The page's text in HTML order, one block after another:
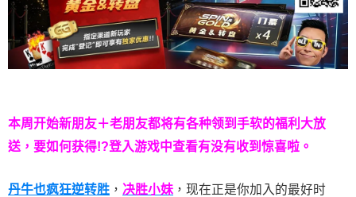
本周开始新朋友＋老朋友都将有各种领到手软的福利大放
送，要如何获得!?登入游戏中查看有没有收到惊喜啦。
丹牛也疯狂逆转胜 ， 决胜小妹 ，现在正是你加入的最好时